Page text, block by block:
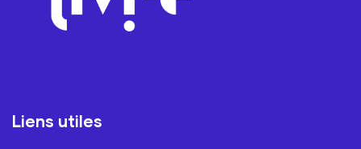
Liens utiles